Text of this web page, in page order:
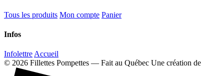
Tous les produits Mon compte Panier
Infos
Infolettre Accueil
© 2026 Fillettes Pompettes — Fait au Québec Une création de